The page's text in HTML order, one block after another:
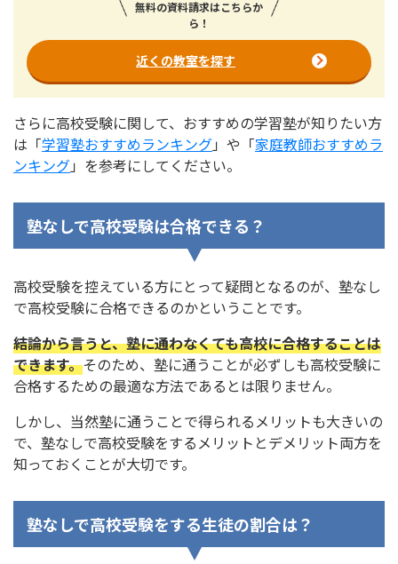
無料の資料請求はこちらか
ら！
近くの教室を探す
さらに高校受験に関して、おすすめの学習塾が知りたい方
は「学習塾おすすめランキング」や「家庭教師おすすめラ
ンキング」を参考にしてください。
塾なしで高校受験は合格できる？
高校受験を控えている方にとって疑問となるのが、塾なし
で高校受験に合格できるのかということです。
結論から言うと、塾に通わなくても高校に合格することは
できます。そのため、塾に通うことが必ずしも高校受験に
合格するための最適な方法であるとは限りません。
しかし、当然塾に通うことで得られるメリットも大きいの
で、塾なしで高校受験をするメリットとデメリット両方を
知っておくことが大切です。
塾なしで高校受験をする生徒の割合は？